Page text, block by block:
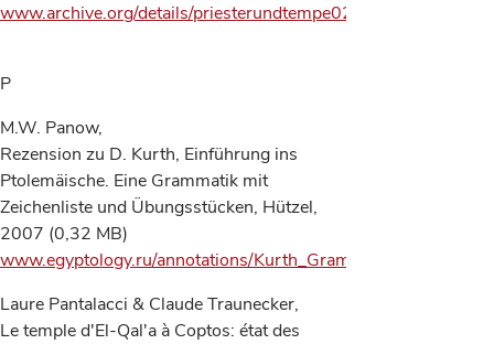
www.archive.org/details/priesterundtempe02ottouoft
P
M.W. Panow,
Rezension zu D. Kurth, Einführung ins
Ptolemäische. Eine Grammatik mit
Zeichenliste und Übungsstücken, Hützel,
2007 (0,32 MB)
www.egyptology.ru/annotations/Kurth_Gramm.pdf
Laure Pantalacci & Claude Traunecker,
Le temple d'El-Qal'a à Coptos: état des